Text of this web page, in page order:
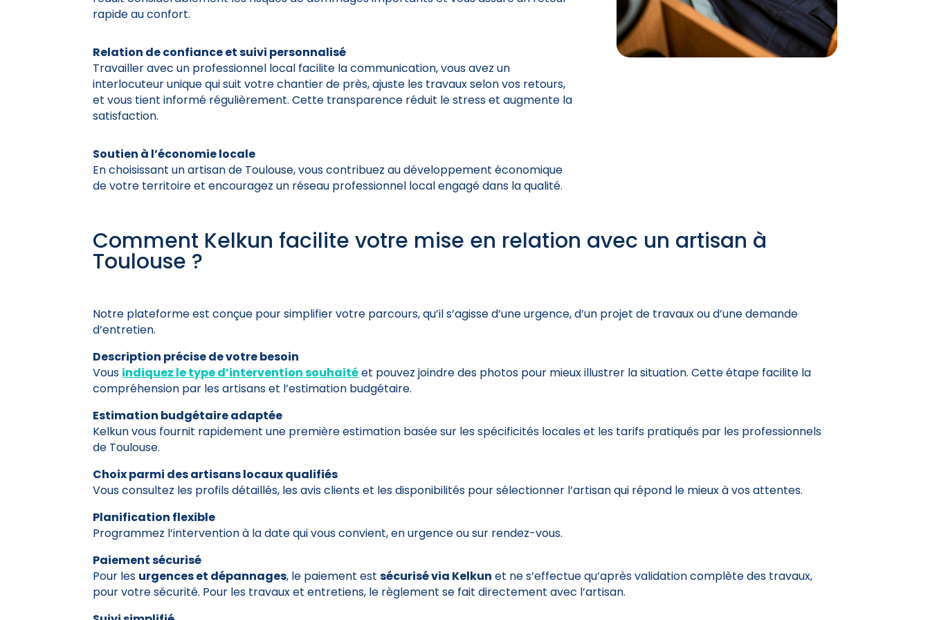
rapide au confort.
Relation de confiance et suivi personnalisé
Travailler avec un professionnel local facilite la communication, vous avez un
interlocuteur unique qui suit votre chantier de près, ajuste les travaux selon vos retours,
et vous tient informé régulièrement. Cette transparence réduit le stress et augmente la
satisfaction.
Soutien à l’économie locale
En choisissant un artisan de Toulouse, vous contribuez au développement économique
de votre territoire et encouragez un réseau professionnel local engagé dans la qualité.
Comment Kelkun facilite votre mise en relation avec un artisan à
Toulouse ?
Notre plateforme est conçue pour simplifier votre parcours, qu’il s’agisse d’une urgence, d’un projet de travaux ou d’une demande
d’entretien.
Description précise de votre besoin
Vous indiquez le type d’intervention souhaitéet pouvez joindre des photos pour mieux illustrer la situation. Cette étape facilite la
compréhension par les artisans et l’estimation budgétaire.
Estimation budgétaire adaptée
Kelkun vous fournit rapidement une première estimation basée sur les spécificités locales et les tarifs pratiqués par les professionnels
de Toulouse.
Choix parmi des artisans locaux qualifiés
Vous consultez les profils détaillés, les avis clients et les disponibilités pour sélectionner l’artisan qui répond le mieux à vos attentes.
Planification flexible
Programmez l’intervention à la date qui vous convient, en urgence ou sur rendez-vous.
Paiement sécurisé
Pour les urgences et dépannages, le paiement estsécurisé via Kelkun et ne s’effectue qu’après validation complète des travaux,
pour votre sécurité. Pour les travaux et entretiens, le règlement se fait directement avec l’artisan.